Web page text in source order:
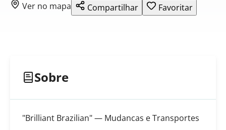
Ver no mapa Compartilhar Favoritar
Sobre
"Brilliant Brazilian" — Mudancas e Transportes